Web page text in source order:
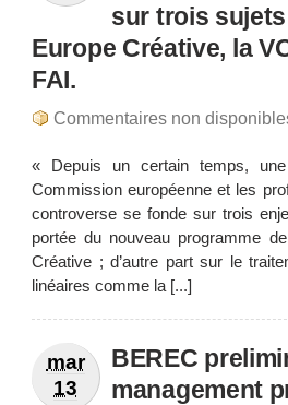
sur trois
Europe Créative, la
FAI.
Commentaires non
« Depuis un certain temps,
Commission européenne et les
controverse se fonde sur trois
portée du nouveau programme
Créative ; d’autre part sur le
linéaires comme la [...]
mar
13
BEREC
management